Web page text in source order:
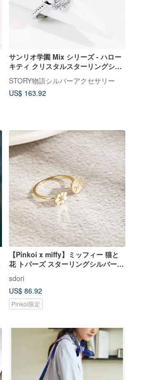
サンリオ学園 Mix シリーズ - ハロー
キティ クリスタルスターリングシル
バーリング
STORY物語シルバーアクセサリー
US$ 163.92
【Pinkoi x miffy】ミッフィー 猫と
花 トパーズ スターリングシルバーリ
ング
sdori
US$ 86.92
Pinkoi限定